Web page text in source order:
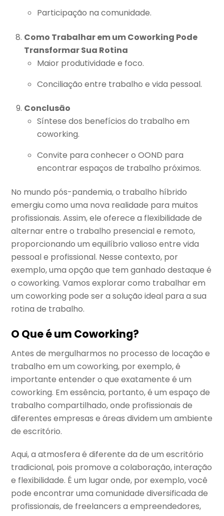
Participação na comunidade.
Como Trabalhar em um Coworking Pode
Transformar Sua Rotina
Maior produtividade e foco.
Conciliação entre trabalho e vida pessoal.
Conclusão
Síntese dos benefícios do trabalho em
coworking.
Convite para conhecer o OOND para
encontrar espaços de trabalho próximos.
No mundo pós-pandemia, o trabalho híbrido
emergiu como uma nova realidade para muitos
profissionais. Assim, ele oferece a flexibilidade de
alternar entre o trabalho presencial e remoto,
proporcionando um equilíbrio valioso entre vida
pessoal e profissional. Nesse contexto, por
exemplo, uma opção que tem ganhado destaque é
o coworking. Vamos explorar como trabalhar em
um coworking pode ser a solução ideal para a sua
rotina de trabalho.
O Que é um Coworking?
Antes de mergulharmos no processo de locação e
trabalho em um coworking, por exemplo, é
importante entender o que exatamente é um
coworking. Em essência, portanto, é um espaço de
trabalho compartilhado, onde profissionais de
diferentes empresas e áreas dividem um ambiente
de escritório.
Aqui, a atmosfera é diferente da de um escritório
tradicional, pois promove a colaboração, interação
e flexibilidade. É um lugar onde, por exemplo, você
pode encontrar uma comunidade diversificada de
profissionais, de freelancers a empreendedores,